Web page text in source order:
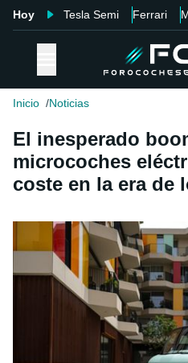
Hoy Tesla Semi Ferrari
Inicio Noticias
El inesperado
microcoches
coste en la era de